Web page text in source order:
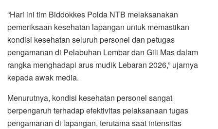
“Hari ini tim Biddokkes Polda NTB melaksanakan
pemeriksaan kesehatan lapangan untuk memastikan
kondisi kesehatan seluruh personel dan petugas
pengamanan di Pelabuhan Lembar dan Gili Mas dalam
rangka menghadapi arus mudik Lebaran 2026,” ujarnya
kepada awak media.
Menurutnya, kondisi kesehatan personel sangat
berpengaruh terhadap efektivitas pelaksanaan tugas
pengamanan di lapangan, terutama saat intensitas